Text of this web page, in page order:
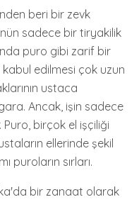
beri bir zevk
sadece bir tiryakilik
puro gibi zarif bir
edilmesi çok uzun
ustaca
Ancak, işin sadece
birçok el işçiliği
ellerinde şekil
puroların sırları.
bir zanaat olarak